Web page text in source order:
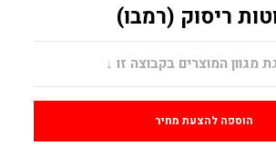
ריסוק (רמבו)
מחיר
מגוון המוצרים בקבוצה זו ↓
הוספה להצעת מחיר